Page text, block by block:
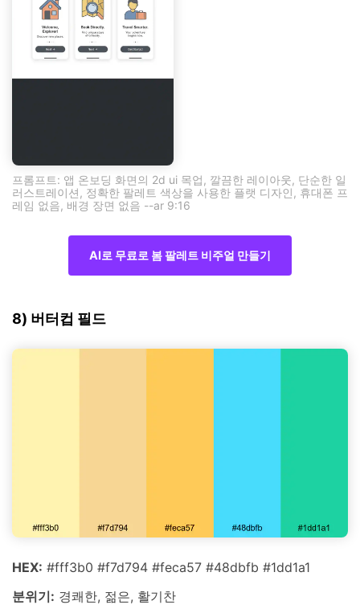
프롬프트: 앱 온보딩 화면의 2d ui 목업, 깔끔한 레이아웃, 단순한 일
러스트레이션, 정확한 팔레트 색상을 사용한 플랫 디자인, 휴대폰 프
레임 없음, 배경 장면 없음 --ar 9:16
AI로 무료로 봄 팔레트 비주얼 만들기
8) 버터컵 필드
HEX: #fff3b0 #f7d794 #feca57 #48dbfb #1dd1a1
분위기: 경쾌한, 젊은, 활기찬